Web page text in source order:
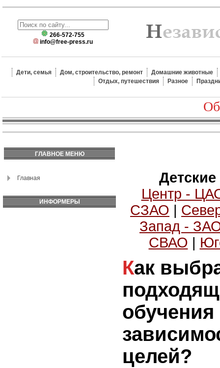
266-572-755
info@free-press.ru
Дети, семья Дом, строительство, ремонт
Домашние животные
Отдых, путешествия
Разное
ГЛАВНОЕ МЕНЮ
Главная
ИНФОРМЕРЫ
Центр -
СЗАО |
Запад -
СВАО |
Как выбрать
обучения
целей?